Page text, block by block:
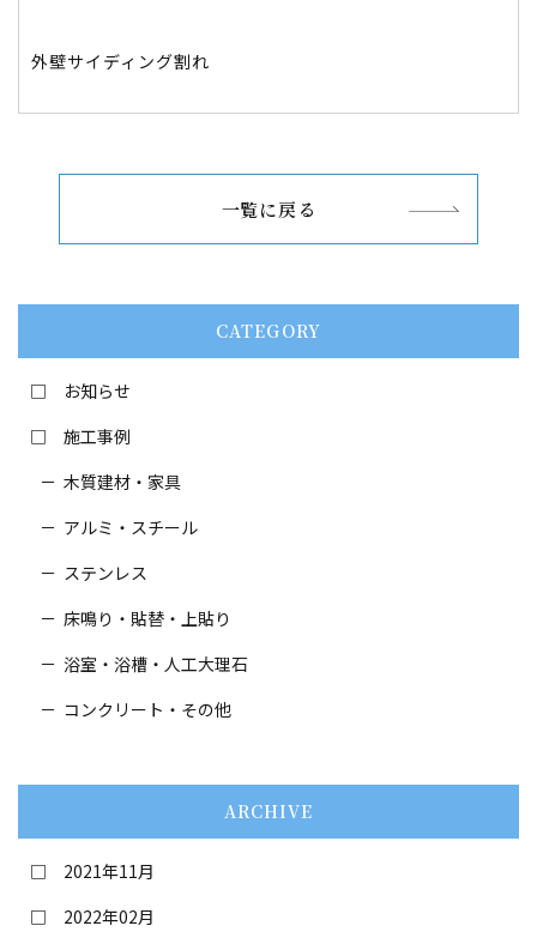
外壁サイディング割れ
一覧に戻る
CATEGORY
お知らせ
施工事例
木質建材・家具
アルミ・スチール
ステンレス
床鳴り・貼替・ 上貼り
浴室・浴槽・人工大理石
コンクリート・その他
ARCHIVE
2021年11月
2022年02月